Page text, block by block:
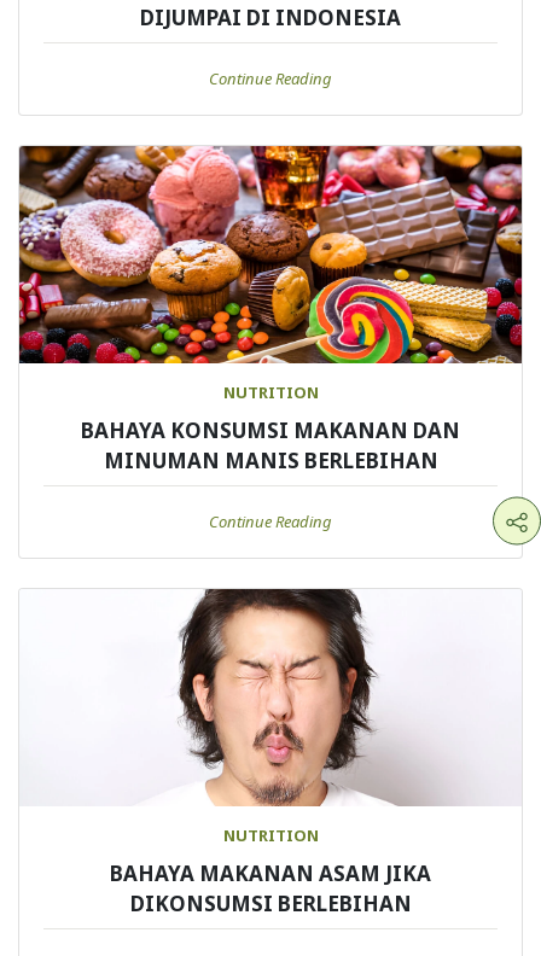
DIJUMPAI DI INDONESIA
Continue Reading
NUTRITION
BAHAYA KONSUMSI MAKANAN DAN
MINUMAN MANIS BERLEBIHAN
Continue Reading
NUTRITION
BAHAYA MAKANAN ASAM JIKA
DIKONSUMSI BERLEBIHAN